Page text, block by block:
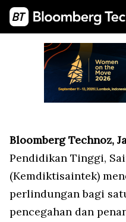
Bloomberg Technoz,
Pendidikan Tinggi,
(Kemdiktisaintek)
perlindungan bagi
pencegahan dan